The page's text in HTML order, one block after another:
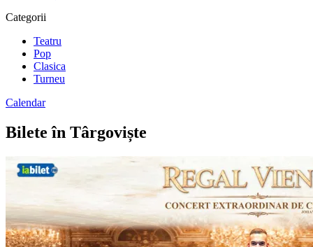
Categorii
Teatru
Pop
Clasica
Turneu
Calendar
Bilete în Târgoviște